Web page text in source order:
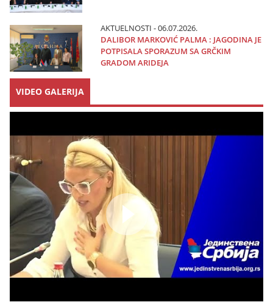
AKTUELNOSTI - 06.07.2026.
DALIBOR MARKOVIĆ PALMA : JAGODINA JE
POTPISALA SPORAZUM SA GRČKIM
GRADOM ARIDEJA
VIDEO GALERIJA